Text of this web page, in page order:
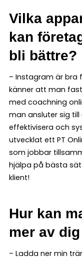
Vilka
kan
bli bättre?
– Instagram är bra
känner att man
med coachning
man ansluter sig
effektivisera och
utvecklat ett PT
som jobbar
hjälpa på bästa
klient!
Hur kan
mer av
– Ladda ner min